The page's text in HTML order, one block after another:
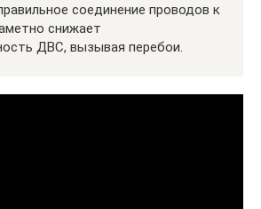
соединение проводов к
снижает
ДВС, вызывая перебои.